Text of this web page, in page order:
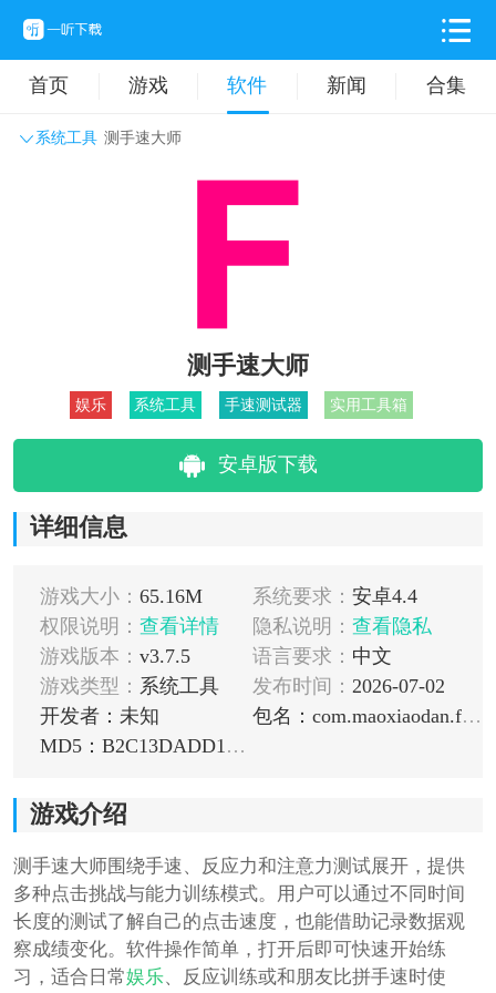
首页 游戏 软件 新闻 合集
系统工具 测手速大师
主题壁纸 旅游出行
测手速大师
娱乐 系统工具 手速测试器 实用工具箱
安卓版下载
详细信息
游戏大小： 65.16M 系统要求： 安卓4.4
权限说明： 查看详情 隐私说明： 查看隐私
游戏版本： v3.7.5 语言要求： 中文
游戏类型： 系统工具 发布时间： 2026-07-02
开发者：未知
包名：com.maoxiaodan.fingerttest
MD5：B2C13DADD1781CE666589889E0B62C17
游戏介绍
测手速大师围绕手速、反应力和注意力测试展开，提供
多种点击挑战与能力训练模式。用户可以通过不同时间
长度的测试了解自己的点击速度，也能借助记录数据观
察成绩变化。软件操作简单，打开后即可快速开始练
习，适合日常娱乐、反应训练或和朋友比拼手速时使